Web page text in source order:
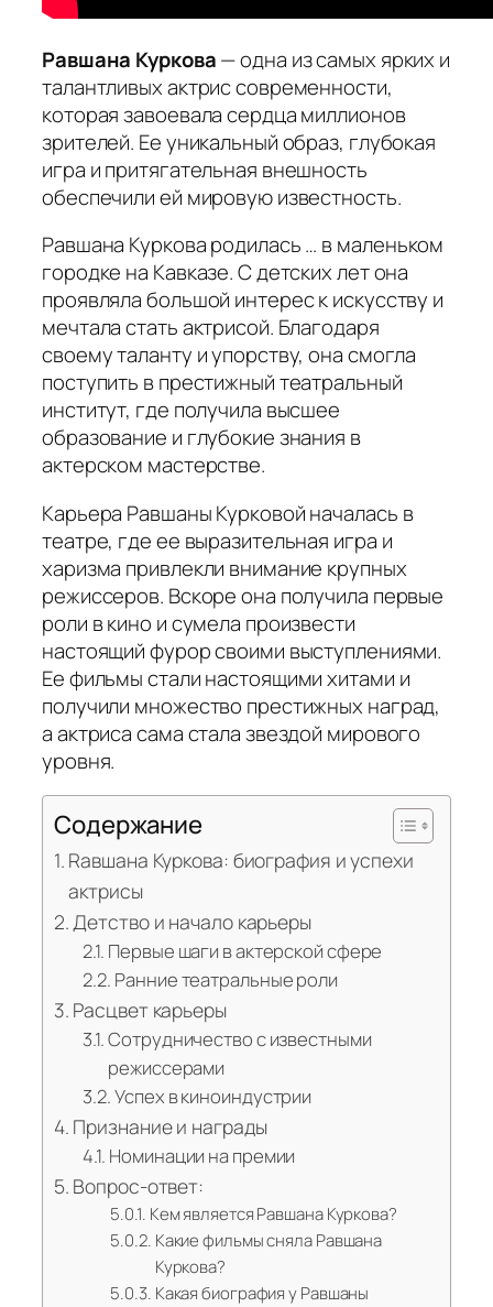
Равшана Куркова— одна из самых ярких и
талантливых актрис современности,
которая завоевала сердца миллионов
зрителей. Ее уникальный образ, глубокая
игра и притягательная внешность
обеспечили ей мировую известность.
Равшана Куркова родилась … в маленьком
городке на Кавказе. С детских лет она
проявляла большой интерес к искусству и
мечтала стать актрисой. Благодаря
своему таланту и упорству, она смогла
поступить в престижный театральный
институт, где получила высшее
образование и глубокие знания в
актерском мастерстве.
Карьера Равшаны Курковой началась в
театре, где ее выразительная игра и
харизма привлекли внимание крупных
режиссеров. Вскоре она получила первые
роли в кино и сумела произвести
настоящий фурор своими выступлениями.
Ее фильмы стали настоящими хитами и
получили множество престижных наград,
а актриса сама стала звездой мирового
уровня.
Содержание
Rавшана Куркова: биография и успехи
актрисы
Детство и начало карьеры
Первые шаги в актерской сфере
Ранние театральные роли
Расцвет карьеры
Сотрудничество с известными
режиссерами
Успех в киноиндустрии
Признание и награды
Номинации на премии
Вопрос-ответ:
Кем является Равшана Куркова?
Какие фильмы сняла Равшана
Куркова?
Какая биография у Равшаны